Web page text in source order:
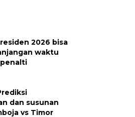
2026 bisa
waktu
dan susunan
vs Timor